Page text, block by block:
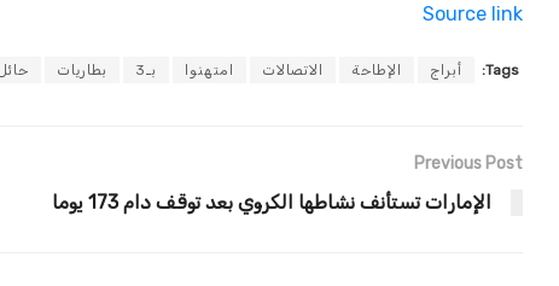
Source link
Tags: أبراج الإطاحة الاتصالات امتهنوا بـ3 بطاريات
Previous Post
الإمارات تستأنف نشاطها الكروي بعد توقف دام 173 يوما